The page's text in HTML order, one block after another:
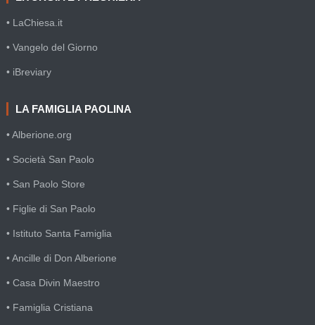
• LaChiesa.it
• Vangelo del Giorno
• iBreviary
LA FAMIGLIA PAOLINA
• Alberione.org
• Società San Paolo
• San Paolo Store
• Figlie di San Paolo
• Istituto Santa Famiglia
• Ancille di Don Alberione
• Casa Divin Maestro
• Famiglia Cristiana